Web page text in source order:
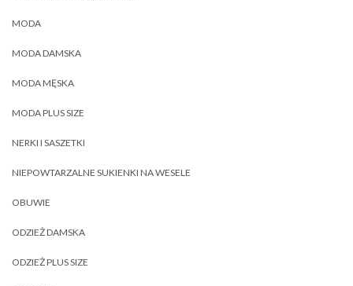
MODA
MODA DAMSKA
MODA MĘSKA
MODA PLUS SIZE
NERKI I SASZETKI
NIEPOWTARZALNE SUKIENKI NA WESELE
OBUWIE
ODZIEŻ DAMSKA
ODZIEŻ PLUS SIZE